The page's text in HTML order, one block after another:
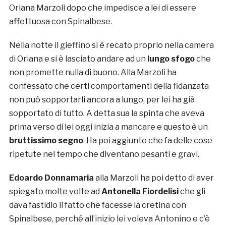
Oriana Marzoli dopo che impedisce a lei di essere
affettuosa con Spinalbese.
Nella notte il gieffino si è recato proprio nella camera
di Oriana e si è lasciato andare ad un lungo sfogoche
non promette nulla di buono. Alla Marzoli ha
confessato che certi comportamenti della fidanzata
non può sopportarli ancora a lungo, per lei ha già
sopportato di tutto. A detta sua la spinta che aveva
prima verso di lei oggi inizia a mancare e questo è un
bruttissimo segno. Ha poi aggiunto che fa delle cose
ripetute nel tempo che diventano pesanti e gravi.
Edoardo Donnamaria alla Marzoli ha poi detto di aver
spiegato molte volte ad Antonella Fiordelisiche gli
dava fastidio il fatto che facesse la cretina con
Spinalbese, perché all’inizio lei voleva Antonino e c’è